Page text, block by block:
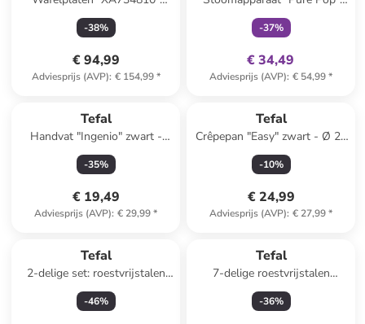
zwart
-38%
€ 94,99
Adviesprijs (AVP): € 154,99*
rood
-37%
€ 34,49
Adviesprijs (AVP): € 54,99*
Tefal
Handvat "Ingenio" zwart -
(B)27 x (H)5 x (T)6 cm
-35%
€ 19,49
Adviesprijs (AVP): € 29,99*
Tefal
Crêpepan "Easy" zwart - Ø 25
cm
-10%
€ 24,99
Adviesprijs (AVP): € 27,99*
Tefal
2-delige set: roestvrijstalen
sudderpan met deksel "Cook
Smart" - Ø 25 cm
-46%
Tefal
7-delige roestvrijstalen
kookgereiset "Intuition"
-36%